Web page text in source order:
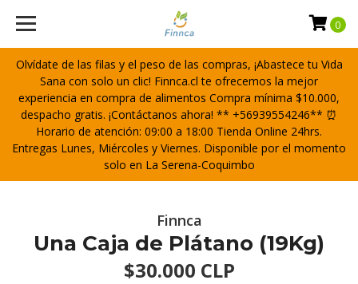
Olvídate de las filas y el peso de las compras, ¡Abastece tu Vida
Sana con solo un clic! Finnca.cl te ofrecemos la mejor
experiencia en compra de alimentos Compra mínima $10.000,
despacho gratis. ¡Contáctanos ahora! ** +56939554246** ⏰
Horario de atención: 09:00 a 18:00 Tienda Online 24hrs.
Entregas Lunes, Miércoles y Viernes. Disponible por el momento
solo en La Serena-Coquimbo
0
Finnca
Una Caja de Plátano (19Kg)
$30.000 CLP